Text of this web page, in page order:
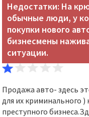
Недостатки: На
обычные люди, у
покупки нового
бизнесмены
ситуации.
Продажа авто- здесь
для их криминального
преступного